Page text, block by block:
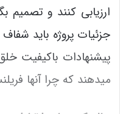
ارزیابی کنند و تصمیم
جزئیات پروژه باید شفاف
پیشنهادات باکیفیت
می­دهند که چرا آن­ها